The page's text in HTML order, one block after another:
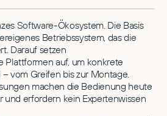
Software-Ökosystem. Die Basis
Betriebssystem, das die
Darauf setzen
Plattformen auf, um konkrete
vom Greifen bis zur Montage.
machen die Bedienung heute
und erfordern kein Expertenwissen